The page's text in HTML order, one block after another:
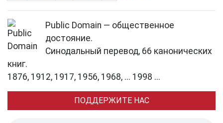
Public Domain — общественное
достояние.
Синодальный перевод, 66 канонических
книг.
1876, 1912, 1917, 1956, 1968, ... 1998 ...
ПОДДЕРЖИТЕ НАС